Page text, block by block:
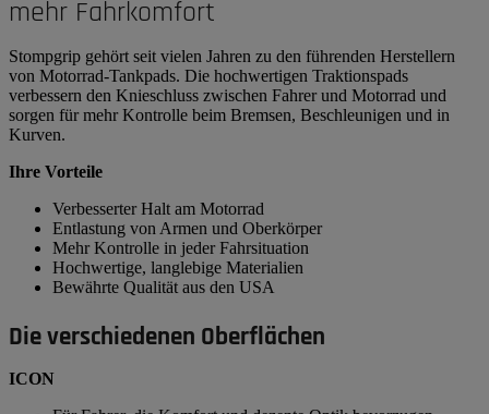
mehr Fahrkomfort
Stompgrip gehört seit vielen Jahren zu den führenden Herstellern
von Motorrad-Tankpads. Die hochwertigen Traktionspads
verbessern den Knieschluss zwischen Fahrer und Motorrad und
sorgen für mehr Kontrolle beim Bremsen, Beschleunigen und in
Kurven.
Ihre Vorteile
Verbesserter Halt am Motorrad
Entlastung von Armen und Oberkörper
Mehr Kontrolle in jeder Fahrsituation
Hochwertige, langlebige Materialien
Bewährte Qualität aus den USA
Die verschiedenen Oberflächen
ICON